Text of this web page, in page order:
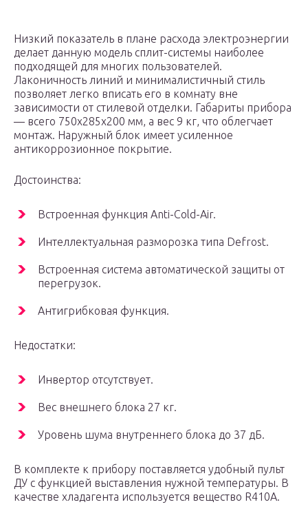
Низкий показатель в плане расхода электроэнергии
делает данную модель сплит-системы наиболее
подходящей для многих пользователей.
Лаконичность линий и минималистичный стиль
позволяет легко вписать его в комнату вне
зависимости от стилевой отделки. Габариты прибора
— всего 750х285х200 мм, а вес 9 кг, что облегчает
монтаж. Наружный блок имеет усиленное
антикоррозионное покрытие.
Достоинства:
Встроенная функция Anti-Cold-Air.
Интеллектуальная разморозка типа Defrost.
Встроенная система автоматической защиты от
перегрузок.
Антигрибковая функция.
Недостатки:
Инвертор отсутствует.
Вес внешнего блока 27 кг.
Уровень шума внутреннего блока до 37 дБ.
В комплекте к прибору поставляется удобный пульт
ДУ с функцией выставления нужной температуры. В
качестве хладагента используется вещество R410A.